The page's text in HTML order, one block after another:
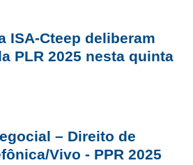
ISA-Cteep deliberam
PLR 2025 nesta quinta
– Direito de
Vivo - PPR 2025